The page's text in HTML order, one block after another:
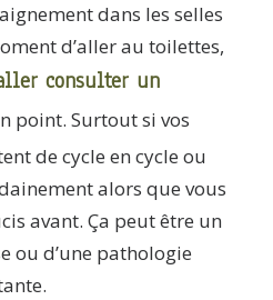
dans les selles
d’aller au toilettes,
consulter un
point. Surtout si vos
de cycle en cycle ou
alors que vous
avant. Ça peut être un
ou d’une pathologie